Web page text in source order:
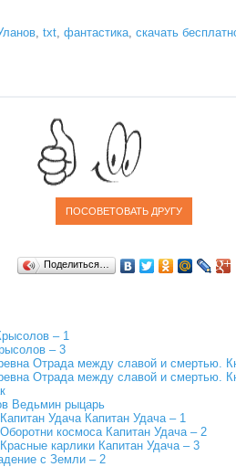
, txt, фантастика, скачать
Поделиться…
– 1
– 3
Отрада между славой и смертью.
Отрада между славой и смертью.
Ведьмин рыцарь
Удача Капитан Удача – 1
космоса Капитан Удача – 2
карлики Капитан Удача – 3
с Земли – 2